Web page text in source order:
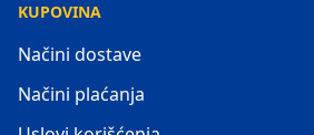
KUPOVINA
Načini dostave
Načini plaćanja